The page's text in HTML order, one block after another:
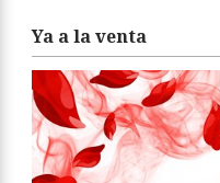
Ya a la venta